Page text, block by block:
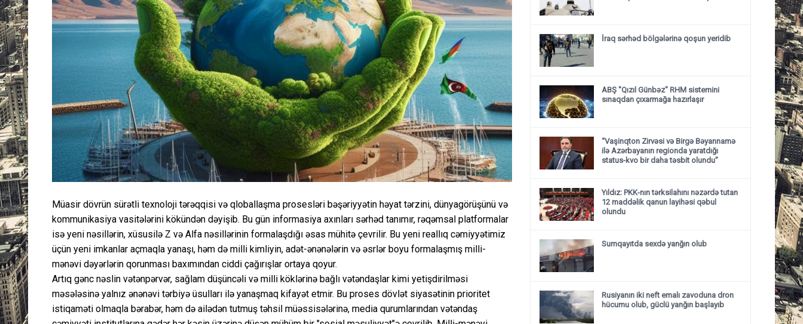
Müasir dövrün sürətli texnoloji tərəqqisi və qloballaşma prosesləri bəşəriyyətin həyat tərzini, dünyagörüşünü və
kommunikasiya vasitələrini kökündən dəyişib. Bu gün informasiya axınları sərhəd tanımır, rəqəmsal platformalar
isə yeni nəsillərin, xüsusilə Z və Alfa nəsillərinin formalaşdığı əsas mühitə çevrilir. Bu yeni reallıq cəmiyyətimiz
üçün yeni imkanlar açmaqla yanaşı, həm də milli kimliyin, adət-ənənələrin və əsrlər boyu formalaşmış milli-
mənəvi dəyərlərin qorunması baxımından ciddi çağırışlar ortaya qoyur.
Artıq gənc nəslin vətənpərvər, sağlam düşüncəli və milli köklərinə bağlı vətəndaşlar kimi yetişdirilməsi
məsələsinə yalnız ənənəvi tərbiyə üsulları ilə yanaşmaq kifayət etmir. Bu proses dövlət siyasətinin prioritet
istiqaməti olmaqla bərabər, həm də ailədən tutmuş təhsil müəssisələrinə, media qurumlarından vətəndaş
İraq sərhəd bölgələrinə qoşun yeridib
ABŞ "Qızıl Günbəz" RHM sistemini
sınaqdan çıxarmağa hazırlaşır
“Vaşinqton Zirvəsi və Birgə Bəyannamə
ilə Azərbayanın regionda yaratdığı
status-kvo bir daha təsbit olundu”
Yıldız: PKK-nın tərksilahını nəzərdə tutan
12 maddəlik qanun layihəsi qəbul
olundu ​​​​​​​
Sumqayıtda sexdə yanğın olub
Rusiyanın iki neft emalı zavoduna dron
hücumu olub, güclü yanğın başlayıb